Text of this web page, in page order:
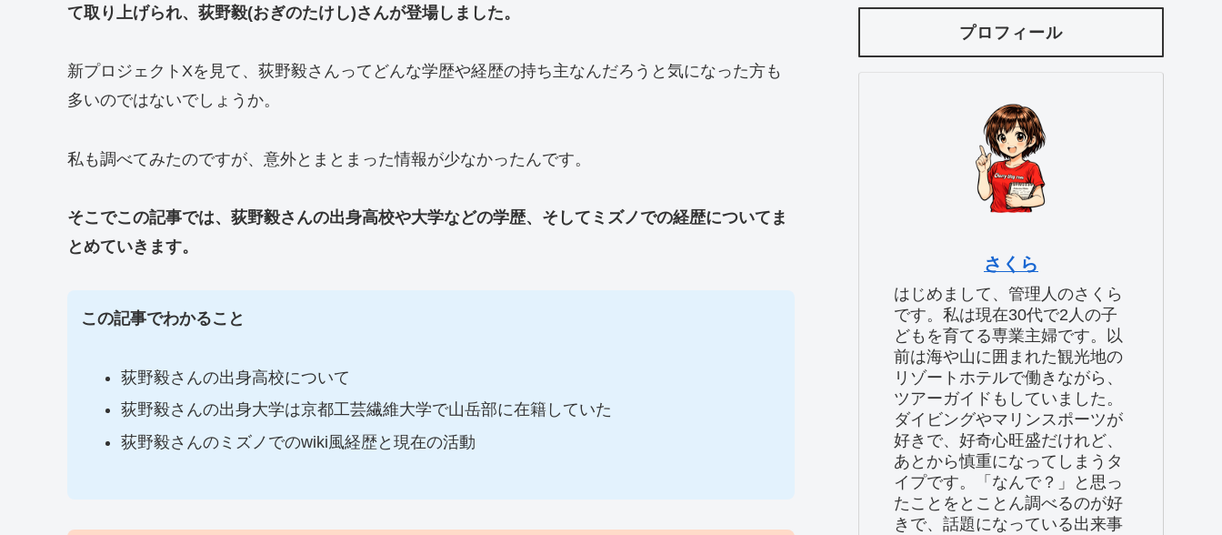
て取り上げられ、荻野毅(おぎのたけし)さんが登場しました。
新プロジェクトXを見て、荻野毅さんってどんな学歴や経歴の持ち主なんだろうと気になった方も
多いのではないでしょうか。
私も調べてみたのですが、意外とまとまった情報が少なかったんです。
そこでこの記事では、荻野毅さんの出身高校や大学などの学歴、そしてミズノでの経歴についてま
とめていきます。
この記事でわかること
荻野毅さんの出身高校について
荻野毅さんの出身大学は京都工芸繊維大学で山岳部に在籍していた
荻野毅さんのミズノでのwiki風経歴と現在の活動
プロフィール
さくら
はじめまして、管理人のさくら
です。私は現在30代で2人の子
どもを育てる専業主婦です。以
前は海や山に囲まれた観光地の
リゾートホテルで働きながら、
ツアーガイドもしていました。
ダイビングやマリンスポーツが
好きで、好奇心旺盛だけれど、
あとから慎重になってしまうタ
イプです。「なんで？」と思っ
たことをとことん調べるのが好
きで、話題になっている出来事